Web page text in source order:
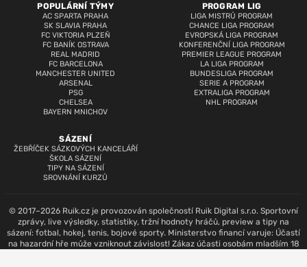
POPULÁRNÍ TÝMY
AC SPARTA PRAHA
SK SLAVIA PRAHA
FC VIKTORIA PLZEŇ
FC BANÍK OSTRAVA
REAL MADRID
FC BARCELONA
MANCHESTER UNITED
ARSENAL
PSG
CHELSEA
BAYERN MNICHOV
PROGRAM LIG
LIGA MISTRŮ PROGRAM
CHANCE LIGA PROGRAM
EVROPSKÁ LIGA PROGRAM
KONFERENČNÍ LIGA PROGRAM
PREMIER LEAGUE PROGRAM
LA LIGA PROGRAM
BUNDESLIGA PROGRAM
SERIE A PROGRAM
EXTRALIGA PROGRAM
NHL PROGRAM
SÁZENÍ
ŽEBŘÍČEK SÁZKOVÝCH KANCELÁŘÍ
ŠKOLA SÁZENÍ
TIPY NA SÁZENÍ
SROVNÁNÍ KURZŮ
© 2017–2026 Ruik.cz je provozován společností Ruik Digital s.r.o. Sportovní
zprávy, live výsledky, statistiky, tržní hodnoty hráčů, preview a tipy na
sázení: fotbal, hokej, tenis, bojové sporty. Ministerstvo financí varuje: Účastí
na hazardní hře může vzniknout závislost! Zákaz účasti osobám mladším 18